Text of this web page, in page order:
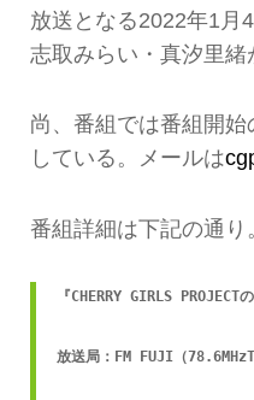
放送となる2022年1月
志取みらい・真汐里緒
尚、番組では番組開
している。メールは
番組詳細は下記の通り
『CHERRY GIRLS PROJECT
放送局：FM FUJI（